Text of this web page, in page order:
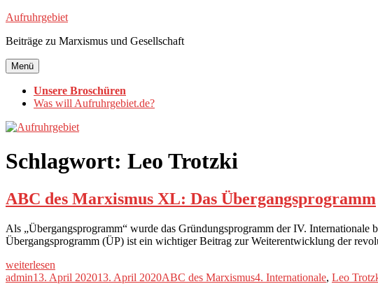
Zum
springen
Aufruhrgebiet
Beiträge zu Marxismus und Gesellschaft
Menü
Unsere Broschüren
Was will Aufruhrgebiet.de?
Schlagwort: Leo Trotzki
ABC des Marxismus XL: Das Übergangsprogramm
Als „Übergangsprogramm“ wurde das Gründungsprogramm der IV.
Übergangsprogramm (ÜP) ist ein wichtiger Beitrag zur Weiterentwicklung der
„ABC
des
weiterlesen
Autor
adminVeröffentlicht
13. April 202013. April 2020Kategorien
ABC des MarxismusSchlagwörter
4. Internationale, Leo